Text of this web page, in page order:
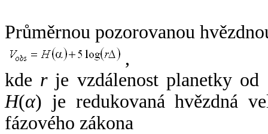
Průměrnou pozorovanou
,
kde rje vzdálenost planetky od
H(α) je redukovaná hvězdná
fázového zákona